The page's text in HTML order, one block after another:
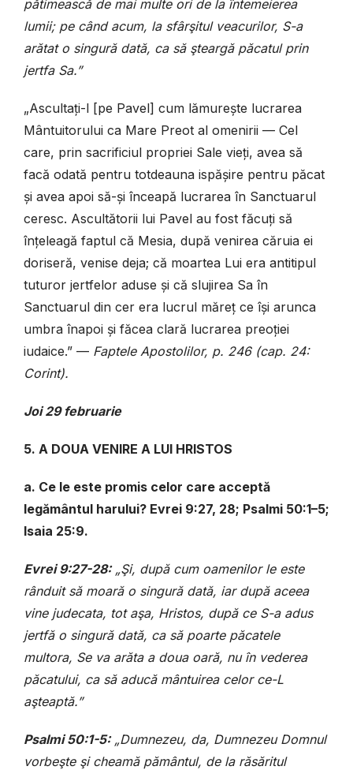
pătimească de mai multe ori de la întemeierea
lumii; pe când acum, la sfârşitul veacurilor, S-a
arătat o singură dată, ca să şteargă păcatul prin
jertfa Sa.”
„Ascultați-l [pe Pavel] cum lămurește lucrarea
Mântuitorului ca Mare Preot al omenirii — Cel
care, prin sacrificiul propriei Sale vieți, avea să
facă odată pentru totdeauna ispășire pentru păcat
și avea apoi să-și înceapă lucrarea în Sanctuarul
ceresc. Ascultătorii lui Pavel au fost făcuți să
înțeleagă faptul că Mesia, după venirea căruia ei
doriseră, venise deja; că moartea Lui era antitipul
tuturor jertfelor aduse și că slujirea Sa în
Sanctuarul din cer era lucrul măreț ce își arunca
umbra înapoi și făcea clară lucrarea preoției
iudaice.” — Faptele Apostolilor, p. 246 (cap. 24:
Corint).
Joi 29 februarie
5. A DOUA VENIRE A LUI HRISTOS
a. Ce le este promis celor care acceptă
legământul harului? Evrei 9:27, 28; Psalmi 50:1–5;
Isaia 25:9.
Evrei 9:27-28:„Şi, după cum oamenilor le este
rânduit să moară o singură dată, iar după aceea
vine judecata, tot aşa, Hristos, după ce S-a adus
jertfă o singură dată, ca să poarte păcatele
multora, Se va arăta a doua oară, nu în vederea
păcatului, ca să aducă mântuirea celor ce-L
aşteaptă.”
Psalmi 50:1-5:„Dumnezeu, da, Dumnezeu Domnul
vorbeşte şi cheamă pământul, de la răsăritul